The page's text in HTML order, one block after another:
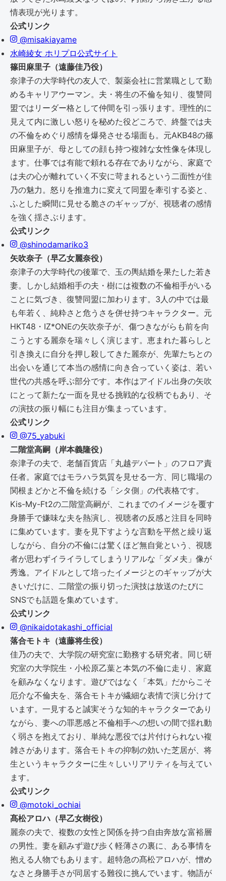
情表現が光ります。
公式リンク
@misakiayame
水崎綾女 ホリプロ公式サイト
篠田麻里子（遠藤佳乃役）
奈津子の大学時代の友人で、製薬会社に営業職として勤
めるキャリアウーマン。夫・将生の不倫を知り、復讐同
盟ではリーダー格として仲間を引っ張ります。理性的に
見えて内に激しい怒りを秘めた役どころで、終盤では夫
の不倫をめぐり感情を爆発させる場面も。元AKB48の篠
田麻里子が、母としての顔も持つ複雑な女性像を体現し
ます。仕事では有能で頼れる存在でありながら、家庭で
は夫の心が離れていく不安に苛まれるという二面性が佳
乃の魅力。怒りを推進力に変えて同盟を牽引する姿と、
ふとした瞬間に見せる脆さのギャップが、視聴者の感情
を強く揺さぶります。
公式リンク
@shinodamariko3
矢吹奈子（早乙女麗奈役）
奈津子の大学時代の後輩で、玉の輿結婚を果たした若き
妻。しかし結婚相手の夫・樹には複数の不倫相手がいる
ことに気づき、復讐同盟に加わります。3人の中では最
も年若く、純粋さと危うさを併せ持つキャラクター。元
HKT48・IZ*ONEの矢吹奈子が、傷つきながらも前を向
こうとする麗奈を瑞々しく演じます。恵まれた暮らしと
引き換えに自分を押し殺してきた麗奈が、先輩たちとの
出会いを通じて本当の感情に向き合っていく姿は、若い
世代の共感を呼ぶ部分です。本作はアイドル出身の矢吹
にとって新たな一面を見せる挑戦的な役柄でもあり、そ
の演技の振り幅にも注目が集まっています。
公式リンク
@75_yabuki
二階堂高嗣（岸本義隆役）
奈津子の夫で、老舗百貨店「丸越デパート」のフロア責
任者。家庭ではモラハラ気質を見せる一方、同じ職場の
関根まどかと不倫を続ける「シタ側」の代表格です。
Kis-My-Ft2の二階堂高嗣が、これまでのイメージを覆す
身勝手で嫌味な夫を熱演し、視聴者の反感と注目を同時
に集めています。妻を見下すような言動を平然と繰り返
しながら、自分の不倫には驚くほど無自覚という、視聴
者が思わずイライラしてしまうリアルな「ダメ夫」像が
秀逸。アイドルとして培ったイメージとのギャップが大
きいだけに、二階堂の振り切った演技は放送のたびに
SNSでも話題を集めています。
公式リンク
@nikaidotakashi_official
落合モトキ（遠藤将生役）
佳乃の夫で、大学院の研究室に勤務する研究者。同じ研
究室の大学院生・小松原乙葉と本気の不倫に走り、家庭
を顧みなくなります。遊びではなく「本気」だからこそ
厄介な不倫夫を、落合モトキが繊細な表情で演じ分けて
います。一見すると誠実そうな知的キャラクターであり
ながら、妻への罪悪感と不倫相手への想いの間で揺れ動
く弱さを抱えており、単純な悪役では片付けられない複
雑さがあります。落合モトキの抑制の効いた芝居が、将
生というキャラクターに生々しいリアリティを与えてい
ます。
公式リンク
@motoki_ochiai
髙松アロハ（早乙女樹役）
麗奈の夫で、複数の女性と関係を持つ自由奔放な富裕層
の男性。妻を顧みず遊び歩く軽薄さの裏に、ある事情を
抱える人物でもあります。超特急の髙松アロハが、憎め
なさと身勝手さが同居する難役に挑んでいます。物語が